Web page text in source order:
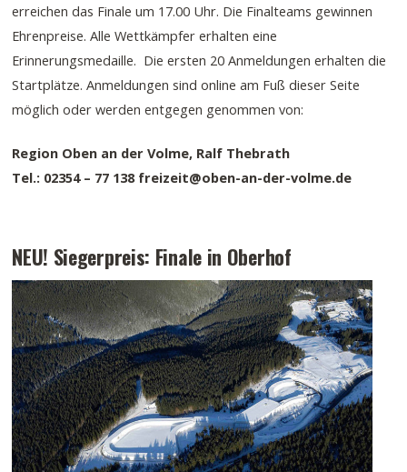
erreichen das Finale um 17.00 Uhr. Die Finalteams gewinnen
Ehrenpreise. Alle Wettkämpfer erhalten eine
Erinnerungsmedaille. Die ersten 20 Anmeldungen erhalten die
Startplätze. Anmeldungen sind online am Fuß dieser Seite
möglich oder werden entgegen genommen von:
Region Oben an der Volme, Ralf Thebrath
Tel.: 02354 – 77 138 freizeit@oben-an-der-volme.de
NEU! Siegerpreis: Finale in Oberhof